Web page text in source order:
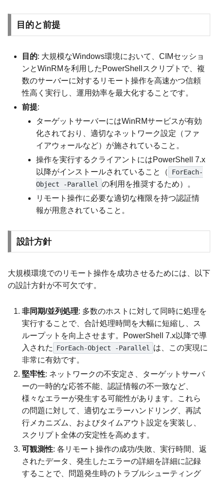
目的と前提
目的: 大規模なWindows環境において、CIMセッショ
ンとWinRMを利用したPowerShellスクリプトで、複
数のサーバーに対するリモート操作を高速かつ信頼
性高く実行し、運用効率を最大化することです。
前提:
ターゲットサーバーにはWinRMサービスが有効
化されており、適切なネットワーク設定（ファ
イアウォールなど）が施されていること。
操作を実行するクライアントにはPowerShell 7.x
以降がインストールされていること（
ForEach-
Object -Parallel
の利用を推奨するため）。
リモート操作に必要な適切な権限を持つ認証情
報が用意されていること。
設計方針
大規模環境でのリモート操作を成功させるためには、以下
の設計方針が不可欠です。
非同期/並列処理: 多数のホストに対して同時に処理を
実行することで、合計処理時間を大幅に短縮し、ス
ループットを向上させます。PowerShell 7.x以降で導
入された
ForEach-Object -Parallel は、この実現に
非常に有効です。
堅牢性: ネットワークの不安定さ、ターゲットサーバ
ーの一時的な応答不能、認証情報の不一致など、
様々なエラーが発生する可能性があります。これら
の問題に対して、適切なエラーハンドリング、再試
行メカニズム、およびタイムアウト設定を実装し、
スクリプト全体の安定性を高めます。
可観測性: 各リモート操作の成功/失敗、実行時間、返
されたデータ、発生したエラーの詳細を詳細に記録
することで、問題発生時のトラブルシューティング